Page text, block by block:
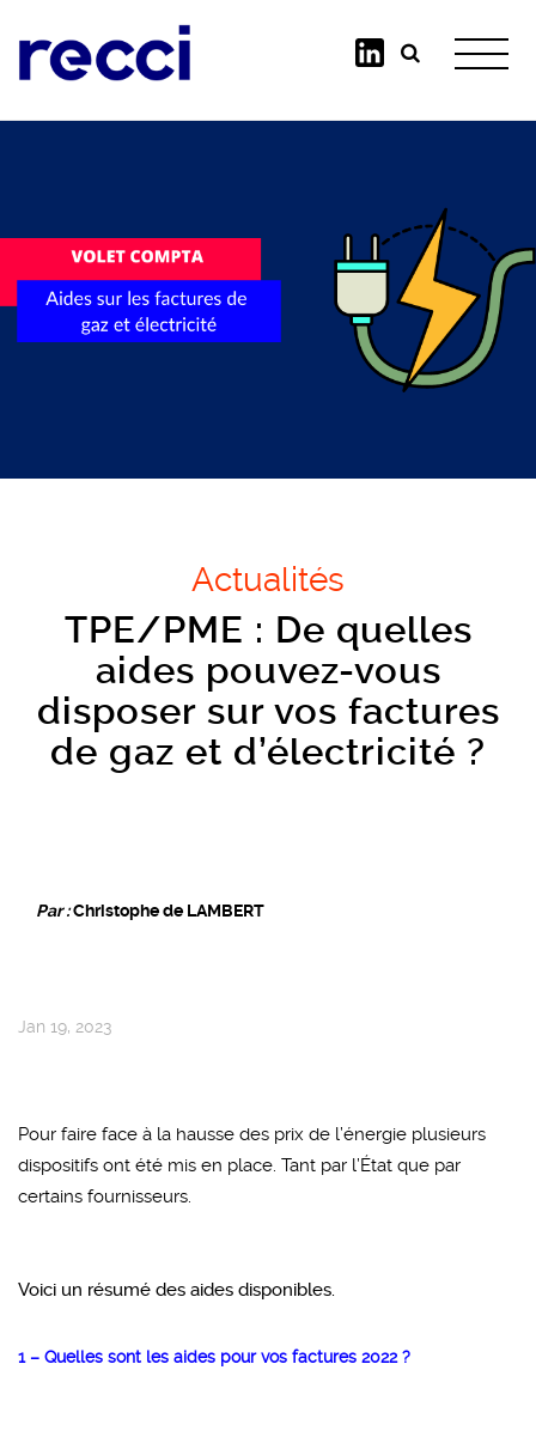
Actualités
TPE/PME : De quelles
aides pouvez-vous
disposer sur vos factures
de gaz et d’électricité ?
Par :Christophe de LAMBERT
Jan 19, 2023
Pour faire face à la hausse des prix de l’énergie plusieurs
dispositifs ont été mis en place. Tant par l’État que par
certains fournisseurs.
Voici un résumé des aides disponibles.
1 – Quelles sont les aides pour vos factures 2022 ?